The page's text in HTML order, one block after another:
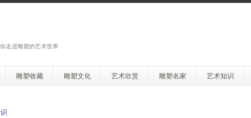
走进雕塑的艺术世界
雕塑收藏 雕塑文化 艺术欣赏 雕塑名家 艺术知识